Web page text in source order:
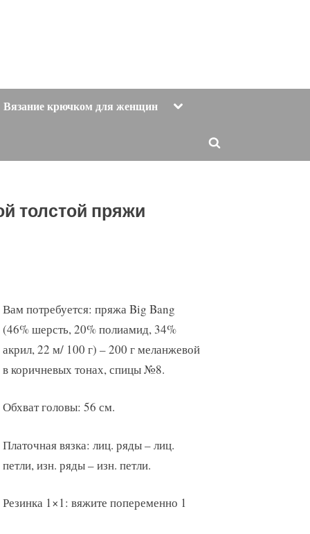
Вязание крючком для женщин Toggle
Toggle
толстой пряжи
Вам потребуется: пряжа Big Bang
(46% шерсть, 20% полиамид, 34%
акрил, 22 м/ 100 г) – 200 г меланжевой
в коричневых тонах, спицы №8.
Обхват головы: 56 см.
Платочная вязка: лиц. ряды – лиц.
петли, изн. ряды – изн. петли.
Резинка 1×1: вяжите попеременно 1